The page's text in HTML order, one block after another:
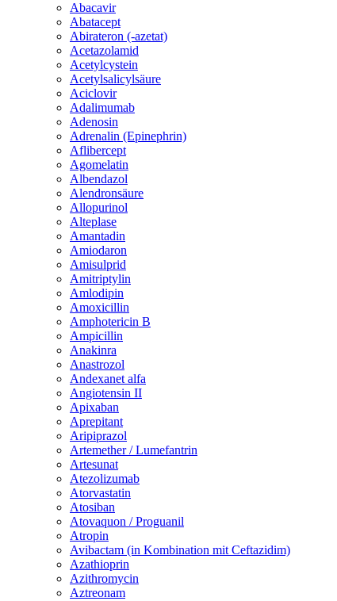
Abacavir
Abatacept
Abirateron (-azetat)
Acetazolamid
Acetylcystein
Acetylsalicylsäure
Aciclovir
Adalimumab
Adenosin
Adrenalin (Epinephrin)
Aflibercept
Agomelatin
Albendazol
Alendronsäure
Allopurinol
Alteplase
Amantadin
Amiodaron
Amisulprid
Amitriptylin
Amlodipin
Amoxicillin
Amphotericin B
Ampicillin
Anakinra
Anastrozol
Andexanet alfa
Angiotensin II
Apixaban
Aprepitant
Aripiprazol
Artemether / Lumefantrin
Artesunat
Atezolizumab
Atorvastatin
Atosiban
Atovaquon / Proguanil
Atropin
Avibactam (in Kombination mit Ceftazidim)
Azathioprin
Azithromycin
Aztreonam